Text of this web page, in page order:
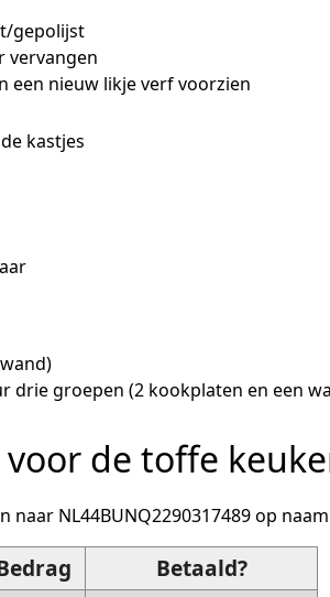
gepolijst
vervangen
een nieuw likje verf voorzien
kastjes
drie groepen (2 kookplaten en een
de toffe
naar NL44BUNQ2290317489 op
Betaald?